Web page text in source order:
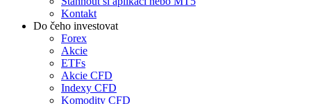
Kontakt
Do čeho investovat
Forex
Akcie
ETFs
Akcie CFD
Indexy CFD
Komodity CFD